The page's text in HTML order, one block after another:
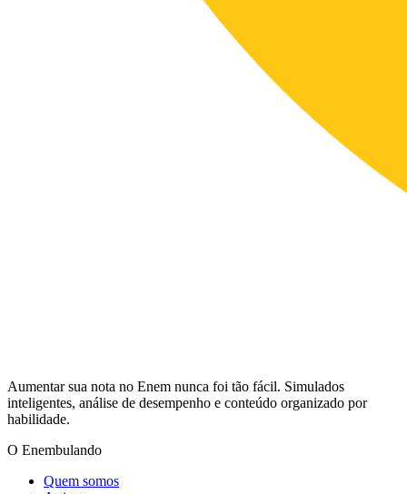
Aumentar sua nota no Enem nunca foi tão fácil. Simulados
inteligentes, análise de desempenho e conteúdo organizado por
habilidade.
O Enembulando
Quem somos